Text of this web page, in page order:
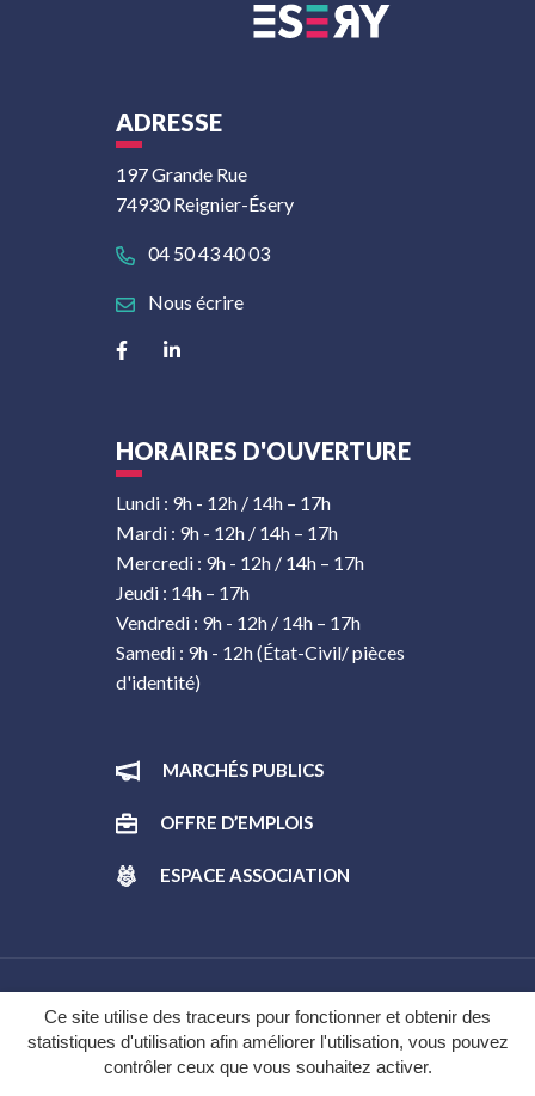
Ce site utilise des traceurs pour fonctionner et obtenir des
statistiques d'utilisation afin améliorer l'utilisation, vous pouvez
contrôler ceux que vous souhaitez activer.
ADRESSE
197 Grande Rue
74930 Reignier-Ésery
04 50 43 40 03
Nous écrire
Lien vers le compte Facebook
Lien vers le compte Linkedin
HORAIRES D'OUVERTURE
Lundi : 9h - 12h / 14h – 17h
Mardi : 9h - 12h / 14h – 17h
Mercredi : 9h - 12h / 14h – 17h
Jeudi : 14h – 17h
Vendredi : 9h - 12h / 14h – 17h
Samedi : 9h - 12h (État-Civil/ pièces
d'identité)
MARCHÉS PUBLICS
OFFRE D’EMPLOIS
ESPACE ASSOCIATION
Gestion des cookies
Plan du site